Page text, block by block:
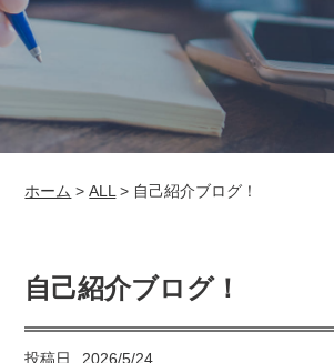
ホーム >ALL > 自己紹介ブログ！
自己紹介ブログ！
投稿日 2026/5/24